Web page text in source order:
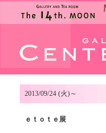
2013/09/24 (火)～
ｅｔｏｔｅ展